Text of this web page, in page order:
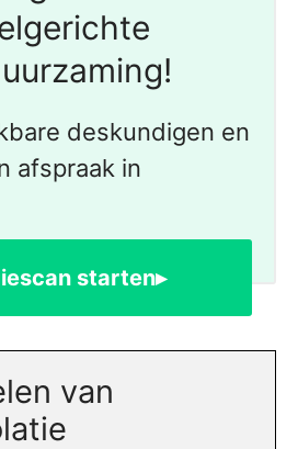
deskundigen en
afspraak in
starten▸
van